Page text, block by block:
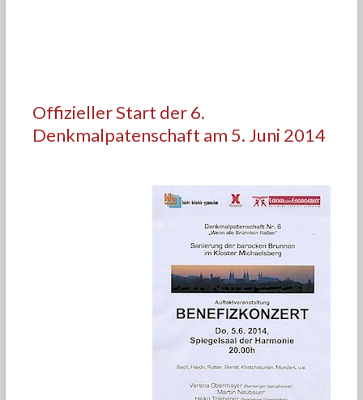
Offizieller Start der 6.
Denkmalpatenschaft am 5. Juni 2014